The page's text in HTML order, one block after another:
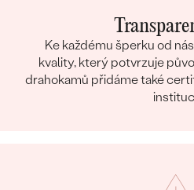
Ke každému šperku od
kvality, který potvrzuje
drahokamů přidáme také